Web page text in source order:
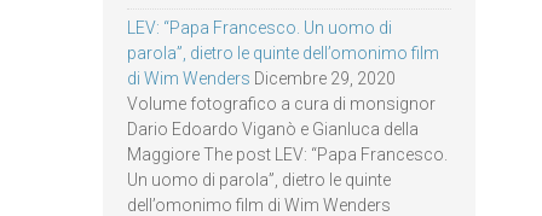
LEV: “Papa Francesco. Un uomo di
parola”, dietro le quinte dell’omonimo film
di Wim Wenders Dicembre 29, 2020
Volume fotografico a cura di monsignor
Dario Edoardo Viganò e Gianluca della
Maggiore The post LEV: “Papa Francesco.
Un uomo di parola”, dietro le quinte
dell’omonimo film di Wim Wenders